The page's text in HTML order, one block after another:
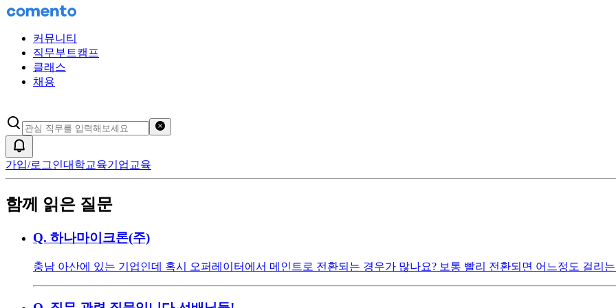
커뮤니티
직무부트캠프
클래스
채용
가입/로그인대학교육기업교육
함께 읽은 질문
Q. 하나마이크론(주)
충남 아산에 있는 기업인데 혹시 오퍼레이터에서 메인트로 전환되는 경우가 많나요? 보통 빨리 전환되면 어느정도 걸리